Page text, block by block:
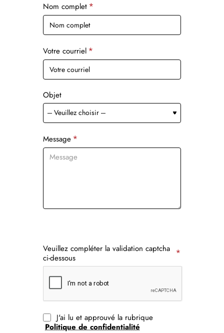
Nom complet
Votre courriel
Objet
Message
Veuillez compléter la validation captcha
ci-dessous
J'ai lu et approuvé la rubrique
Politique de confidentialité